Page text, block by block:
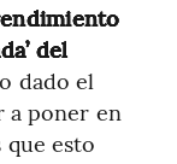
del
dado el
a poner en
esto